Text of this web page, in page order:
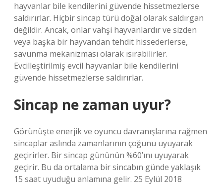
hayvanlar bile kendilerini güvende hissetmezlerse
saldırırlar. Hiçbir sincap türü doğal olarak saldırgan
değildir. Ancak, onlar vahşi hayvanlardır ve sizden
veya başka bir hayvandan tehdit hissederlerse,
savunma mekanizması olarak ısırabilirler.
Evcilleştirilmiş evcil hayvanlar bile kendilerini
güvende hissetmezlerse saldırırlar.
Sincap ne zaman uyur?
Görünüşte enerjik ve oyuncu davranışlarına rağmen
sincaplar aslında zamanlarının çoğunu uyuyarak
geçirirler. Bir sincap gününün %60’ını uyuyarak
geçirir. Bu da ortalama bir sincabın günde yaklaşık
15 saat uyuduğu anlamına gelir. 25 Eylül 2018